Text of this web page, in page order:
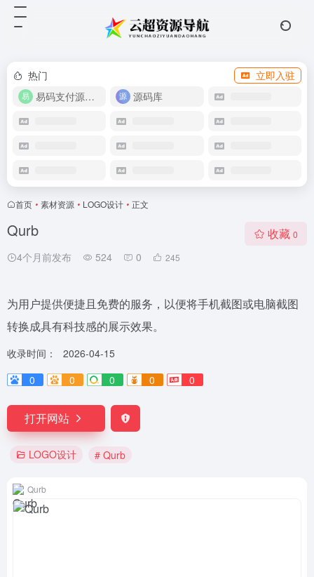
热门
立即入驻
易码支付源码下载
源码库
首页 • 素材资源 • LOGO设计 • 正文
Qurb
4个月前发布 524 0 245
收藏 0
为用户提供便捷且免费的服务，以便将手机截图或电脑截图
转换成具有科技感的展示效果。
收录时间：
2026-04-15
0
0 0 0 0
打开网站
LOGO设计 # Qurb
Qurb